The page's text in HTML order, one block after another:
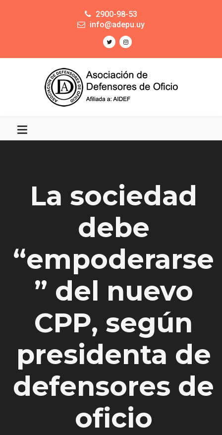
2900-98-53
info@adepu.uy
La sociedad
debe
“empoderarse
” del nuevo
CPP, según
presidenta de
defensores de
oficio